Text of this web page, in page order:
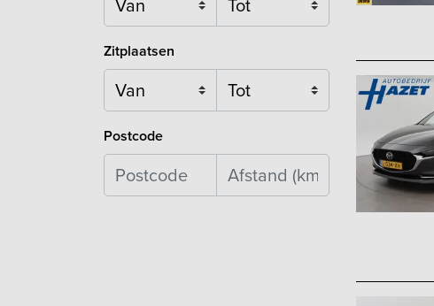
Zitplaatsen
Postcode